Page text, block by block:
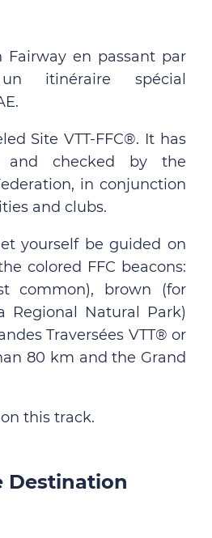
Fairway en passant par
itinéraire spécial
Site VTT-FFC®. It has
and checked by the
in conjunction
and clubs.
yourself be guided on
colored FFC beacons:
common), brown (for
Regional Natural Park)
Traversées VTT® or
80 km and the Grand
this track.
Destination